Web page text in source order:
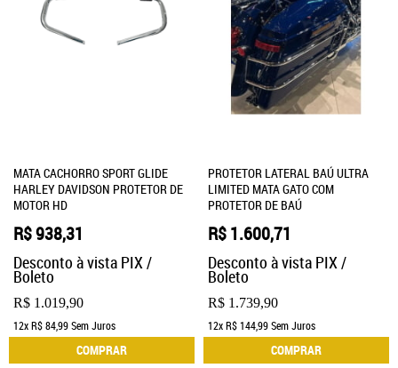
MATA CACHORRO SPORT GLIDE
HARLEY DAVIDSON PROTETOR DE
MOTOR HD
R$ 1.019,90
R$ 938,31
Desconto à vista PIX /
Boleto
12xR$ 84,99Sem Juros
COMPRAR
PROTETOR LATERAL BAÚ ULTRA
LIMITED MATA GATO COM
PROTETOR DE BAÚ
R$ 1.739,90
R$ 1.600,71
Desconto à vista PIX /
Boleto
12xR$ 144,99Sem Juros
COMPRAR